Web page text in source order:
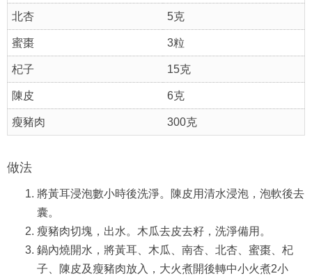
北杏 5克
蜜棗 3粒
杞子 15克
陳皮 6克
瘦豬肉 300克
做法
將黃耳浸泡數小時後洗淨。陳皮用清水浸泡，泡軟後去
囊。
瘦豬肉切塊，出水。木瓜去皮去籽，洗淨備用。
鍋內燒開水，將黃耳、木瓜、南杏、北杏、蜜棗、杞
子、陳皮及瘦豬肉放入，大火煮開後轉中小火煮2小